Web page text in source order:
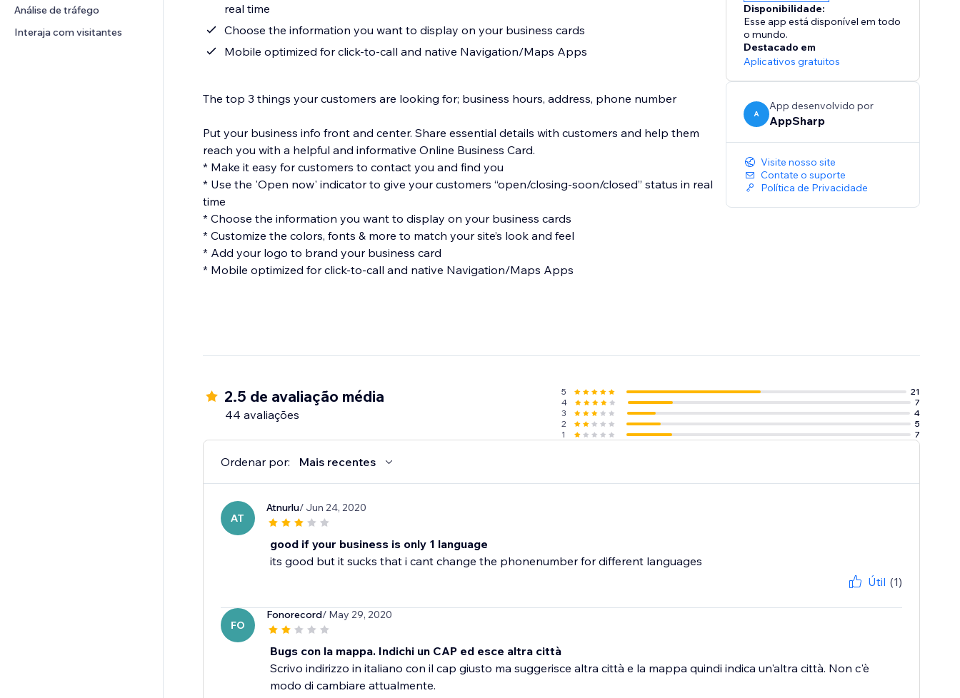
Análise de tráfego
Interaja com visitantes
real time
Choose the information you want to display on your business cards
Mobile optimized for click-to-call and native Navigation/Maps Apps
The top 3 things your customers are looking for; business hours, address, phone number
Put your business info front and center. Share essential details with customers and help them
reach you with a helpful and informative Online Business Card.
* Make it easy for customers to contact you and find you
* Use the 'Open now' indicator to give your customers “open/closing-soon/closed” status in real
time
* Choose the information you want to display on your business cards
* Customize the colors, fonts & more to match your site’s look and feel
* Add your logo to brand your business card
* Mobile optimized for click-to-call and native Navigation/Maps Apps
Disponibilidade:
Esse app está disponível em todo
o mundo.
Destacado em
Aplicativos gratuitos
A
App desenvolvido por
AppSharp
Visite nosso site
Contate o suporte
Política de Privacidade
2.5 de avaliação média
44 avaliações
5
21
4
7
3
4
2
5
1
7
Ordenar por: Mais recentes
AT
Atnurlu/ Jun 24, 2020
good if your business is only 1 language
its good but it sucks that i cant change the phonenumber for different languages
Útil (1)
FO
Fonorecord/ May 29, 2020
Bugs con la mappa. Indichi un CAP ed esce altra città
Scrivo indirizzo in italiano con il cap giusto ma suggerisce altra città e la mappa quindi indica un'altra città. Non c'è
modo di cambiare attualmente.